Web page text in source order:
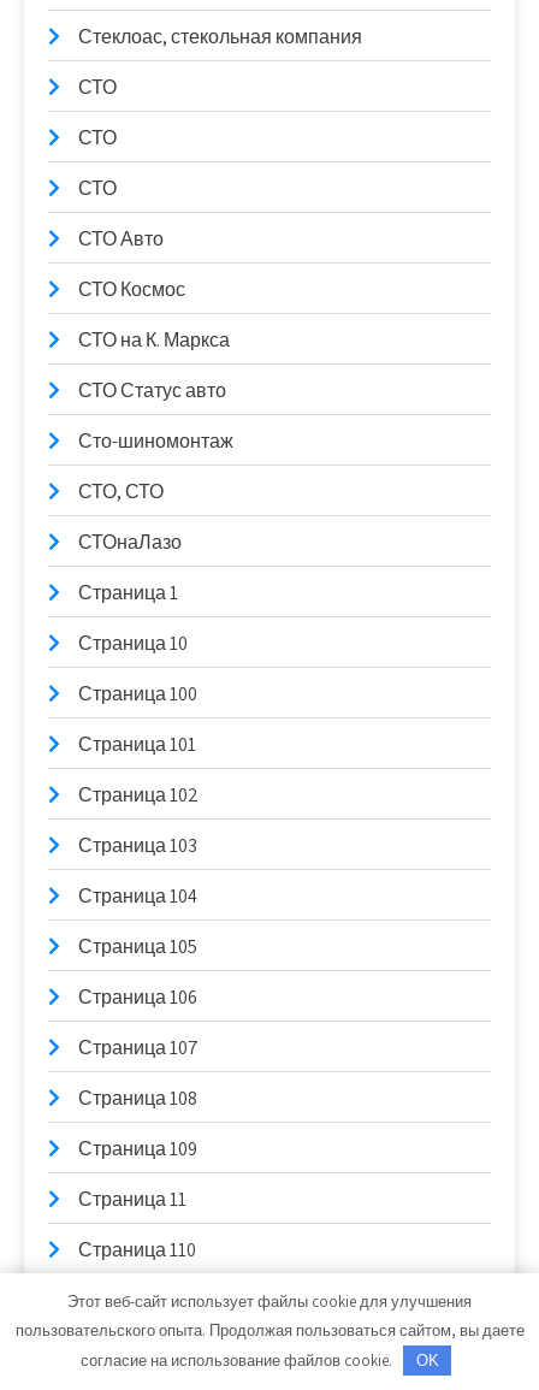
Стеклоас, стекольная компания
СТО
СТО
СТО
СТО Авто
СТО Космос
СТО на К. Маркса
СТО Статус авто
Сто-шиномонтаж
СТО, СТО
СТОнаЛазо
Страница 1
Страница 10
Страница 100
Страница 101
Страница 102
Страница 103
Страница 104
Страница 105
Страница 106
Страница 107
Страница 108
Страница 109
Страница 11
Страница 110
Страница 111
Этот веб-сайт использует файлы cookie для улучшения
пользовательского опыта. Продолжая пользоваться сайтом, вы даете
согласие на использование файлов cookie.
OK